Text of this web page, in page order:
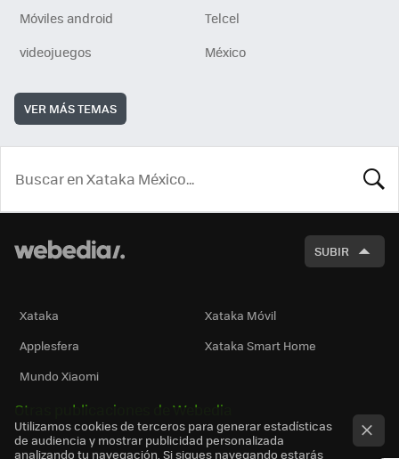
Móviles android
Telcel
videojuegos
México
VER MÁS TEMAS
SUBIR
Xataka
Xataka Móvil
Applesfera
Xataka Smart Home
Mundo Xiaomi
Otras publicaciones de Webedia
Utilizamos cookies de terceros para generar estadísticas
de audiencia y mostrar publicidad personalizada
analizando tu navegación. Si sigues navegando estarás